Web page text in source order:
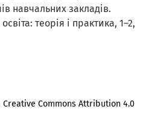
навчальних закладів.
теорія і практика, 1–2,
Creative Commons Attribution 4.0